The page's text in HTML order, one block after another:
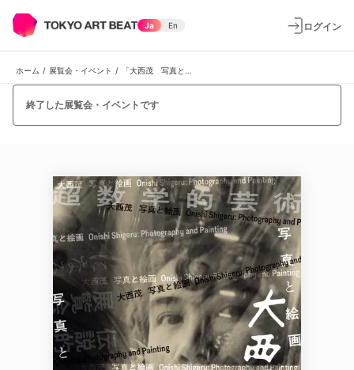
Ja En ログイン
ホーム / 展覧会・イベント /
終了した展覧会・イベントです